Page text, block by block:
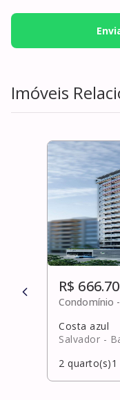
Imóveis
R$
Condomínio
Costa azul
Salvador -
2 quarto(s)1